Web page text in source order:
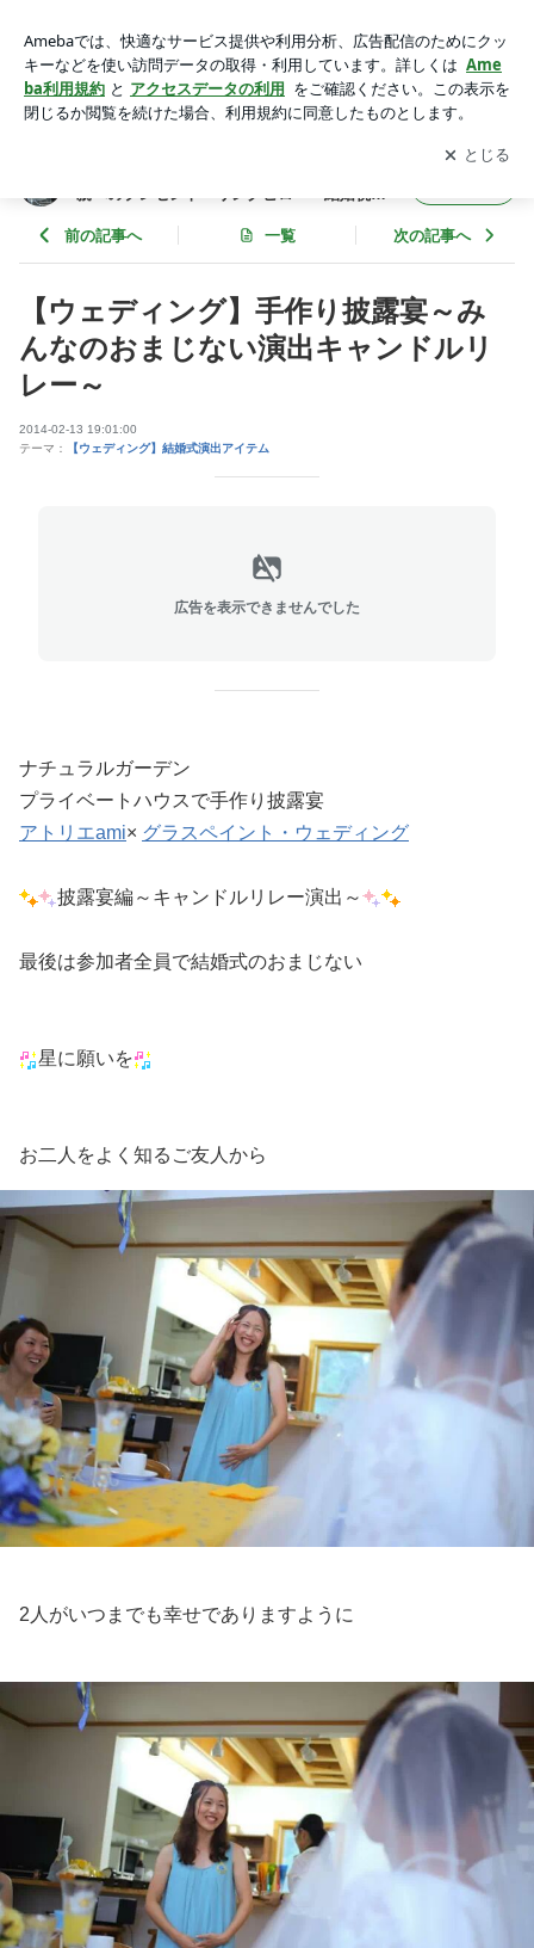
ンドルリレー～ | 公式【手作り教室】結婚式両親贈呈品・ご両
親へのプレゼント・リングピロー・結婚祝い・お誕生日プレゼ
ント・母の日ギフト・還暦祝い
アプリをダウンロードして ブログの更新通知
を受け取りまし
ょう。
開く
親へのプレゼント・リングピロー・結婚祝
暦祝い
前の記事へ 一覧 次の記事へ
【ウェディング】手作り披露宴～み
んなのおまじない演出キャンドルリ
レー～
2014-02-13 19:01:00
テーマ：
【ウェディング】結婚式演出アイテム
広告を表示できませんでした
ナチュラルガーデン
プライベートハウスで手作り披露宴
アトリエami× グラスペイント・ウェディング
披露宴編～キャンドルリレー演出～
最後は参加者全員で結婚式のおまじない
星に願いを
お二人をよく知るご友人から
2人がいつまでも幸せでありますように